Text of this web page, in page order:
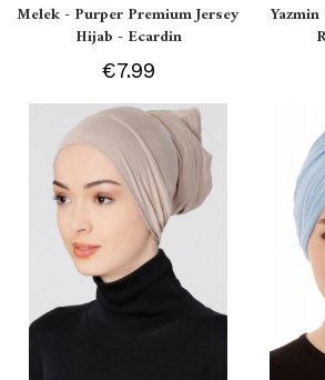
Melek - Purper Premium Jersey
Hijab - Ecardin
€7.99